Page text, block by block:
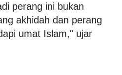
perang ini bukan
akhidah dan perang
umat Islam," ujar